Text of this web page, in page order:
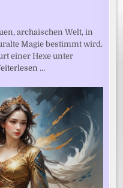
archaischen Welt, in
Magie bestimmt wird.
einer Hexe unter
…